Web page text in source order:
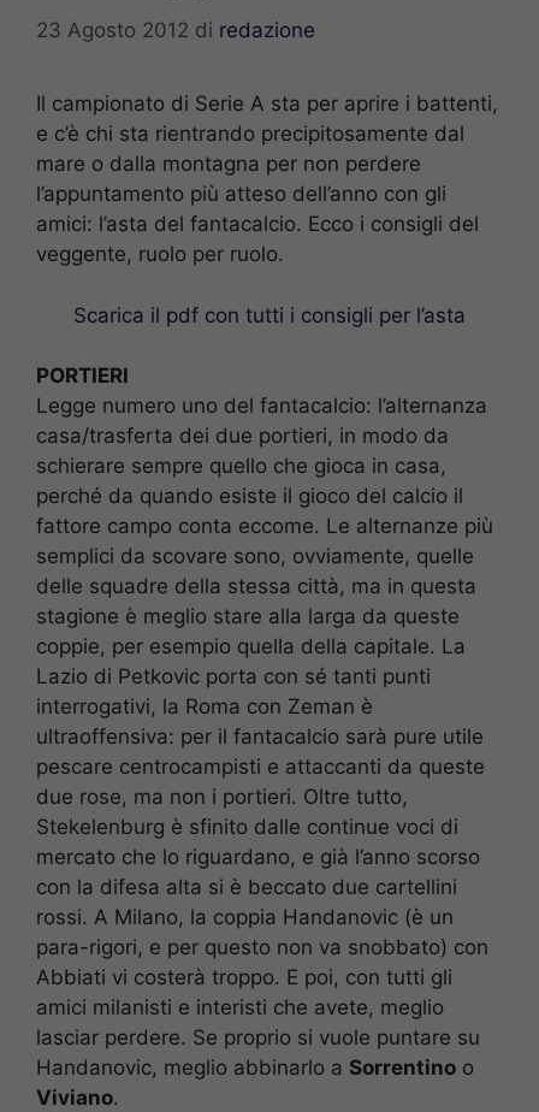
23 Agosto 2012 di redazione
Il campionato di Serie A sta per aprire i battenti,
e c’è chi sta rientrando precipitosamente dal
mare o dalla montagna per non perdere
l’appuntamento più atteso dell’anno con gli
amici: l’asta del fantacalcio. Ecco i consigli del
veggente, ruolo per ruolo.
Scarica il pdf con tutti i consigli per l’asta
PORTIERI
Legge numero uno del fantacalcio: l’alternanza
casa/trasferta dei due portieri, in modo da
schierare sempre quello che gioca in casa,
perché da quando esiste il gioco del calcio il
fattore campo conta eccome. Le alternanze più
semplici da scovare sono, ovviamente, quelle
delle squadre della stessa città, ma in questa
stagione è meglio stare alla larga da queste
coppie, per esempio quella della capitale. La
Lazio di Petkovic porta con sé tanti punti
interrogativi, la Roma con Zeman è
ultraoffensiva: per il fantacalcio sarà pure utile
pescare centrocampisti e attaccanti da queste
due rose, ma non i portieri. Oltre tutto,
Stekelenburg è sfinito dalle continue voci di
mercato che lo riguardano, e già l’anno scorso
con la difesa alta si è beccato due cartellini
rossi. A Milano, la coppia Handanovic (è un
para-rigori, e per questo non va snobbato) con
Abbiati vi costerà troppo. E poi, con tutti gli
amici milanisti e interisti che avete, meglio
lasciar perdere. Se proprio si vuole puntare su
Handanovic, meglio abbinarlo a Sorrentino o
Viviano.